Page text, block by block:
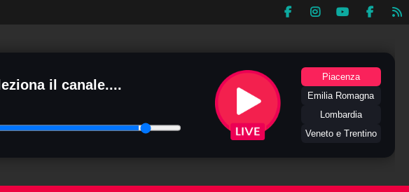
il canale....
Piacenza
Emilia Romagna
Lombardia
Veneto e Trentino